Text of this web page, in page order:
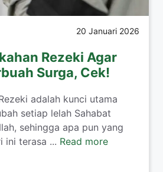
20 Januari 2026
Rezeki Agar
Surga, Cek!
adalah kunci utama
setiap lelah Sahabat
sehingga apa pun yang
ini terasa ... Read more